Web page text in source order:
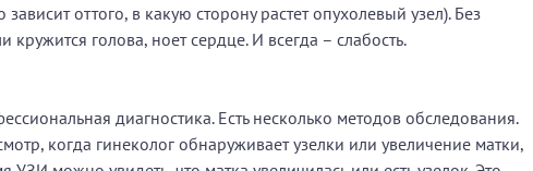
оттого, в какую сторону растет опухолевый узел). Без
голова, ноет сердце. И всегда – слабость.
диагностика. Есть несколько методов обследования.
когда гинеколог обнаруживает узелки или увеличение матки,